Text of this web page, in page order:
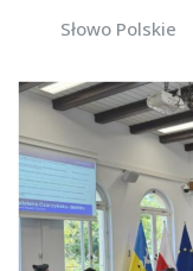
Słowo Polskie